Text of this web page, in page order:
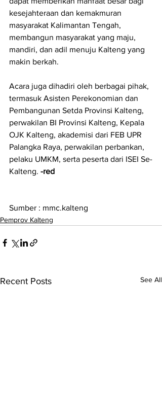
kesejahteraan dan kemakmuran
masyarakat Kalimantan Tengah,
membangun masyarakat yang maju,
mandiri, dan adil menuju Kalteng yang
makin berkah.
Acara juga dihadiri oleh berbagai pihak,
termasuk Asisten Perekonomian dan
Pembangunan Setda Provinsi Kalteng,
perwakilan BI Provinsi Kalteng, Kepala
OJK Kalteng, akademisi dari FEB UPR
Palangka Raya, perwakilan perbankan,
pelaku UMKM, serta peserta dari ISEI Se-
Kalteng. -red
Sumber : mmc.kalteng
Pemprov Kalteng
Recent Posts See All